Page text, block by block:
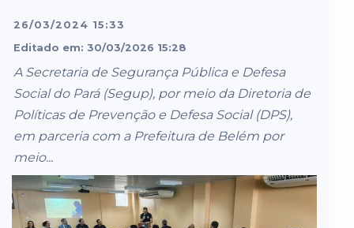
26/03/2024 15:33
Editado em: 30/03/2026 15:28
A Secretaria de Segurança Pública e Defesa
Social do Pará (Segup), por meio da Diretoria de
Políticas de Prevenção e Defesa Social (DPS),
em parceria com a Prefeitura de Belém por
meio...